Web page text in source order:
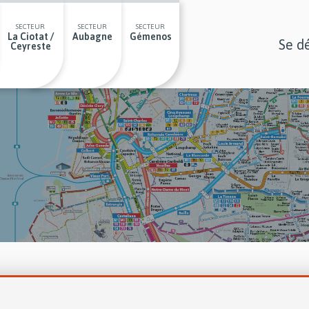
SECTEUR
La Ciotat /
Ceyreste
SECTEUR
Aubagne
SECTEUR
Gémenos Se